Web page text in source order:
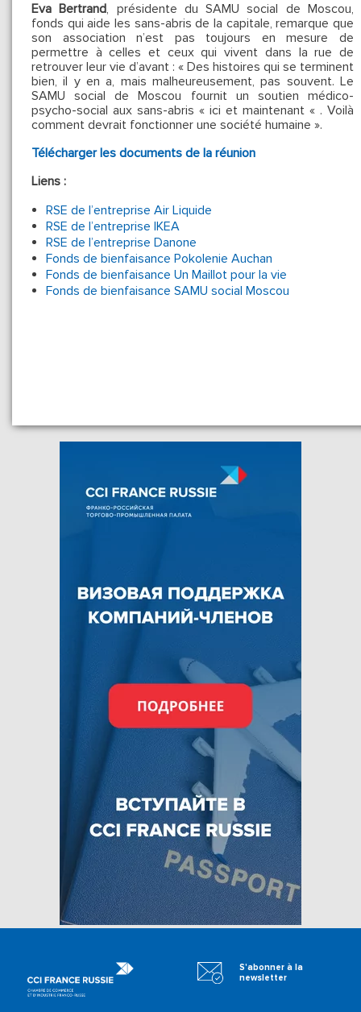
Eva Bertrand, présidente du SAMU social de Moscou,
fonds qui aide les sans-abris de la capitale, remarque que
son association n’est pas toujours en mesure de
permettre à celles et ceux qui vivent dans la rue de
retrouver leur vie d’avant : « Des histoires qui se terminent
bien, il y en a, mais malheureusement, pas souvent. Le
SAMU social de Moscou fournit un soutien médico-
psycho-social aux sans-abris « ici et maintenant « . Voilà
comment devrait fonctionner une société humaine ».
Télécharger les documents de la réunion
Liens :
RSE de l’entreprise Air Liquide
RSE de l’entreprise IKEA
RSE de l’entreprise Danone
Fonds de bienfaisance Pokolenie Auchan
Fonds de bienfaisance Un Maillot pour la vie
Fonds de bienfaisance SAMU social Moscou
S'abonner à la
newsletter